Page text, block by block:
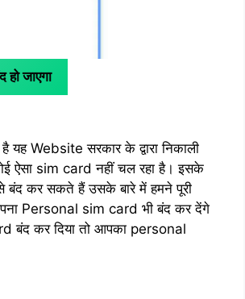
जाएगा
Website सरकार के द्वारा निकाली
ऐसा sim card नहीं चल रहा है। इसके
बंद कर सकते हैं उसके बारे में हमने पूरी
Personal sim card भी बंद कर देंगे
बंद कर दिया तो आपका personal